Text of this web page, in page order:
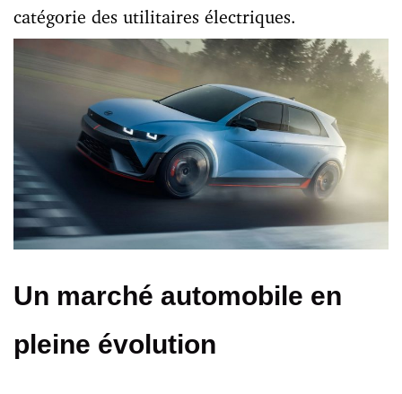
catégorie des utilitaires électriques.
Un marché automobile en
pleine évolution